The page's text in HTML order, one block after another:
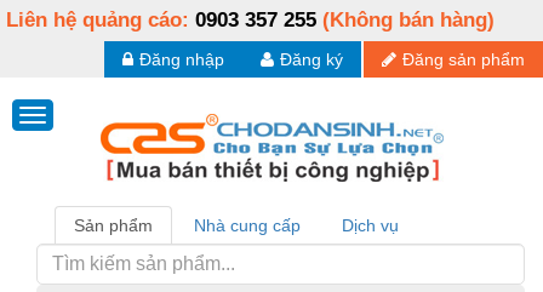
Liên hệ quảng cáo: 0903 357 255 (Không bán hàng)
Đăng sản phẩm
Đăng ký
Đăng nhập
Sản phẩm Nhà cung cấp Dịch vụ